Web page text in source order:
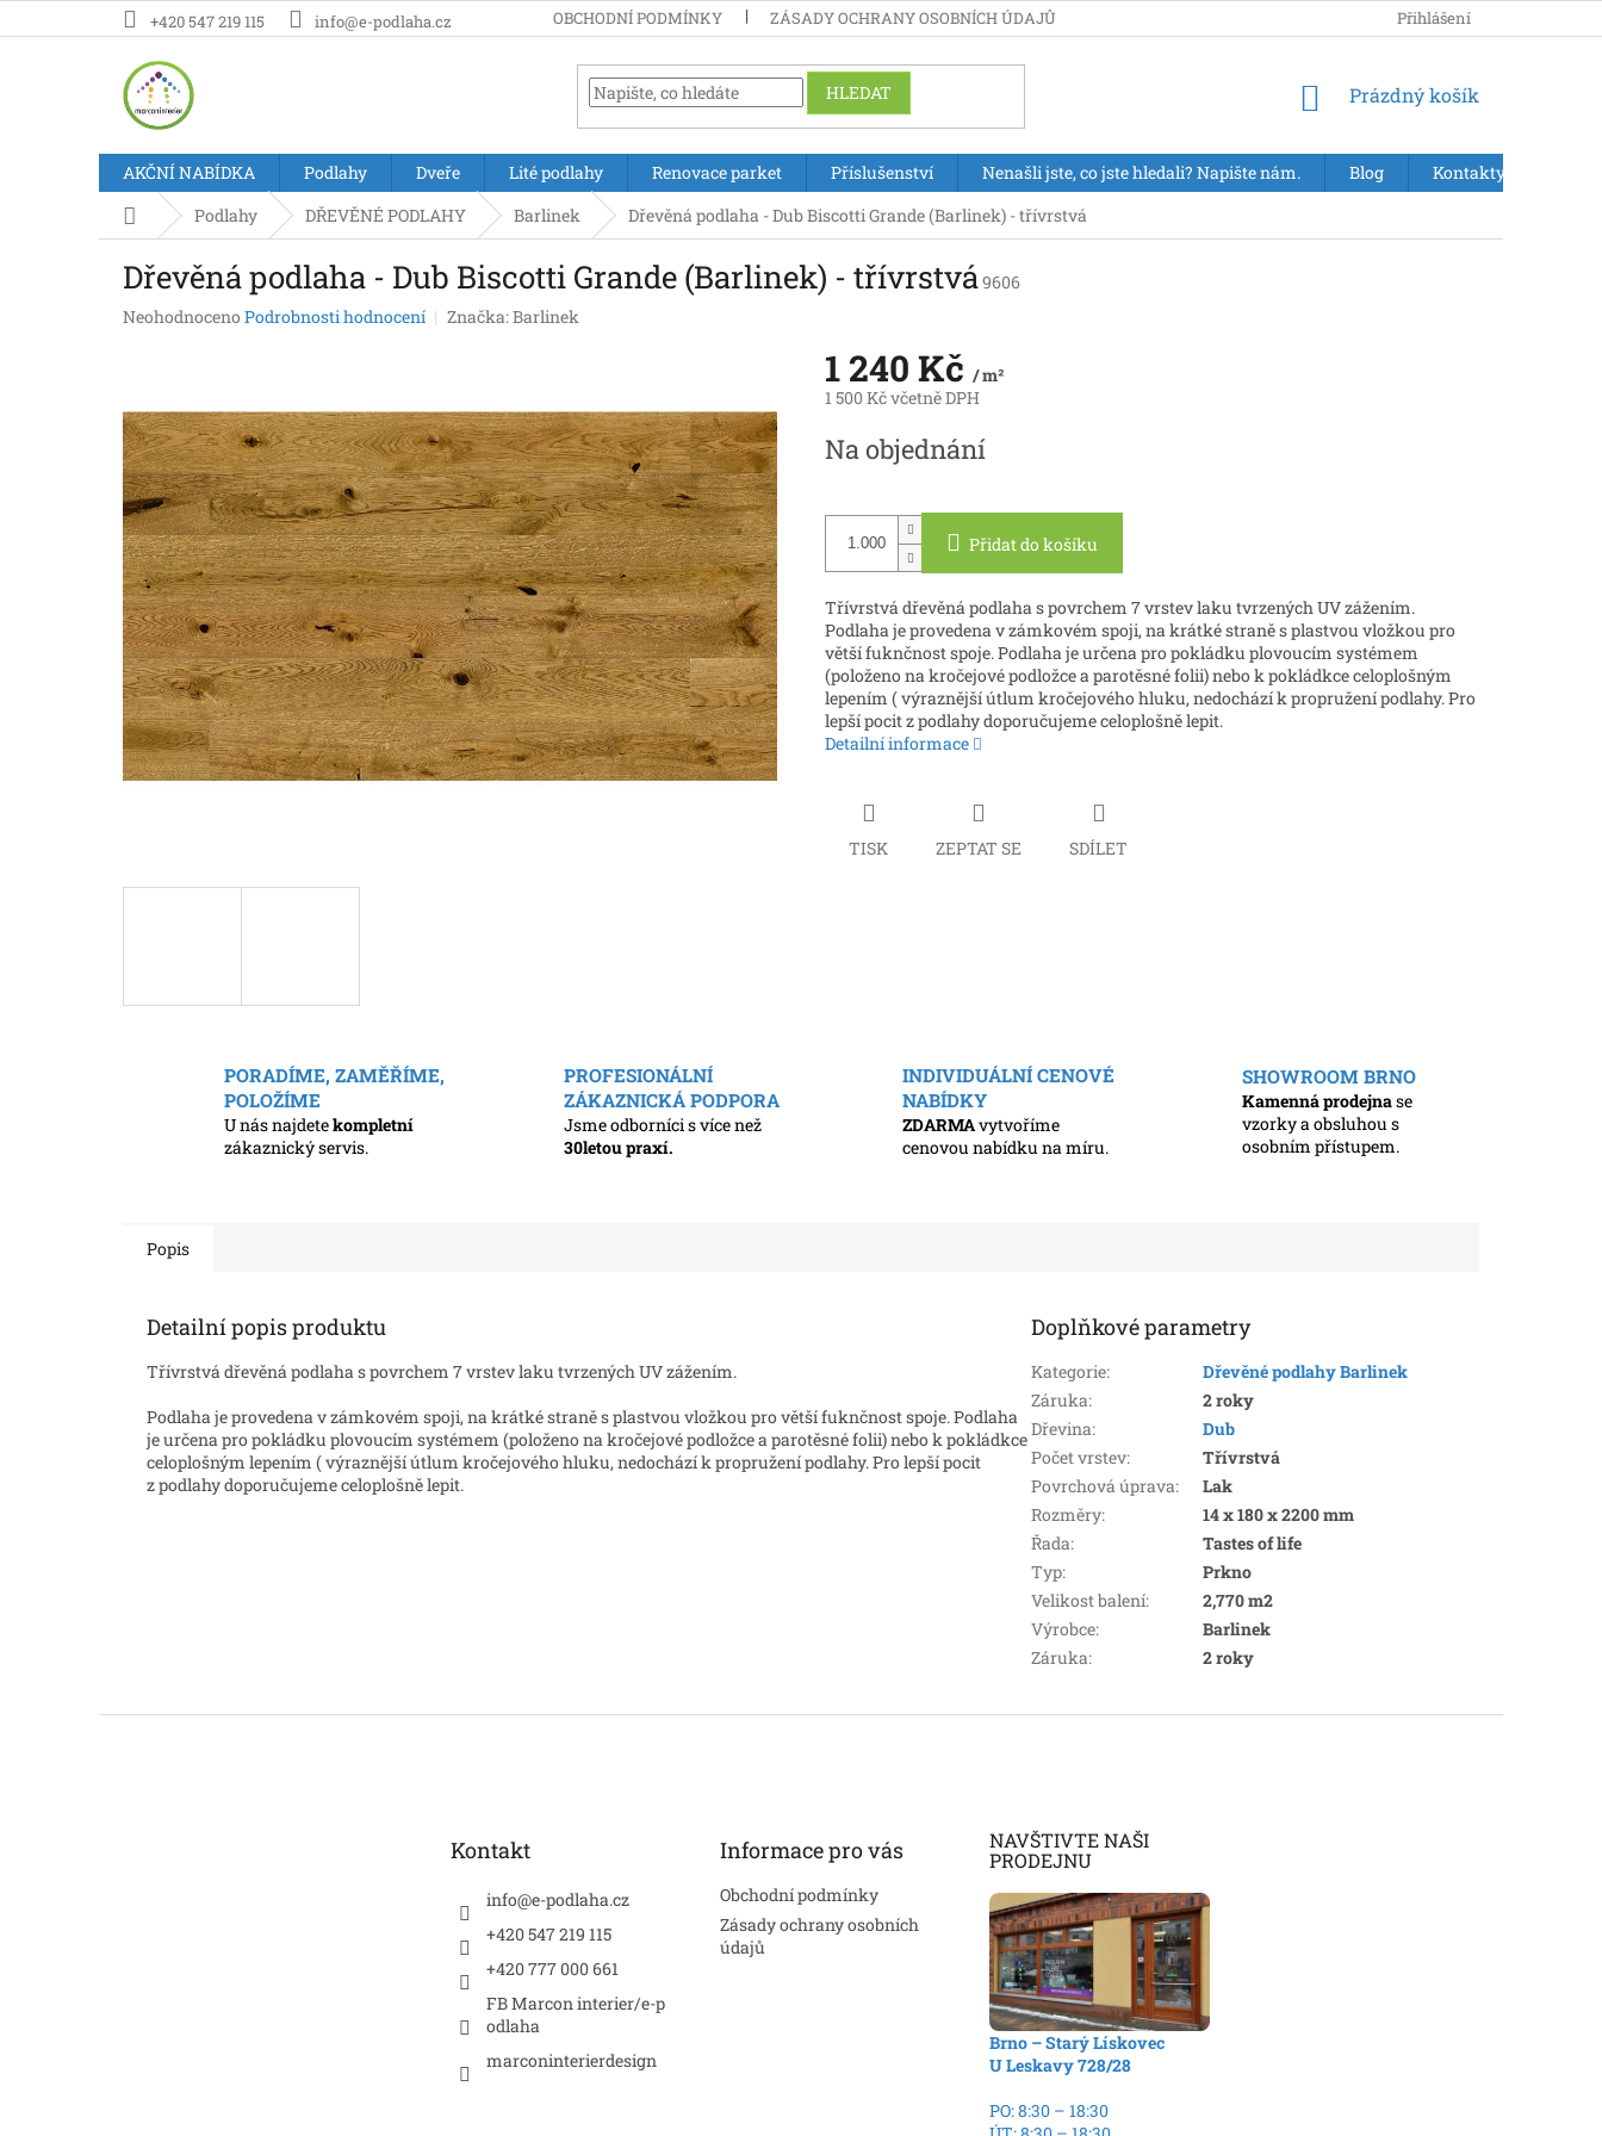
na
+420 547 219 115 info@e-podlaha.cz OBCHODNÍ PODMÍNKY ZÁSADY OCHRANY OSOBNÍCH ÚDAJŮ Přihlášení
HLEDAT
NÁKUPNÍ
Prázdný košík
AKČNÍ NABÍDKA Podlahy Dveře Lité podlahy Renovace parket Příslušenství Nenašli jste, co jste hledali? Napište nám. Blog Kontakty
Domů Podlahy DŘEVĚNÉ PODLAHY Barlinek Dřevěná podlaha - Dub Biscotti Grande (Barlinek) - třívrstvá
Dřevěná podlaha - Dub Biscotti Grande (Barlinek) - třívrstvá9606
Průměrné
0,0
z
5
hvězdiček.
Neohodnoceno Podrobnosti hodnocení Značka:Barlinek
1 240 Kč / m²
1 500 Kč včetně DPH
cena:
Na objednání
Přidat do košíku
Třívrstvá dřevěná podlaha s povrchem 7 vrstev laku tvrzených UV zážením.
Podlaha je provedena v zámkovém spoji, na krátké straně s plastvou vložkou pro
větší fuknčnost spoje. Podlaha je určena pro pokládku plovoucím systémem
(položeno na kročejové podložce a parotěsné folii) nebo k pokládkce celoplošným
lepením ( výraznější útlum kročejového hluku, nedochází k propružení podlahy. Pro
lepší pocit z podlahy doporučujeme celoplošně lepit.
Detailní informace
TISK ZEPTAT SE SDÍLET
PORADÍME, ZAMĚŘÍME,
POLOŽÍME
U nás najdetekompletní
zákaznický servis.
PROFESIONÁLNÍ
ZÁKAZNICKÁ PODPORA
Jsme odborníci s více než
30letou praxí.
INDIVIDUÁLNÍ CENOVÉ
NABÍDKY
ZDARMAvytvoříme
cenovou nabídku na míru.
SHOWROOM BRNO
Kamenná prodejnase
vzorky a obsluhou s
osobním přístupem.
Popis
Detailní popis produktu
Třívrstvá dřevěná podlaha s povrchem 7 vrstev laku tvrzených UV zážením.
Podlaha je provedena v zámkovém spoji, na krátké straně s plastvou vložkou pro větší fuknčnost spoje. Podlaha
je určena pro pokládku plovoucím systémem (položeno na kročejové podložce a parotěsné folii) nebo k pokládkce
celoplošným lepením ( výraznější útlum kročejového hluku, nedochází k propružení podlahy. Pro lepší pocit
z podlahy doporučujeme celoplošně lepit.
Doplňkové parametry
Kategorie:
Dřevěné podlahy Barlinek
Záruka:
2 roky
Dřevina:
Dub
Počet vrstev:
Třívrstvá
Povrchová úprava:
Lak
Rozměry:
14 x 180 x 2200 mm
Řada:
Tastes of life
Typ:
Prkno
Velikost balení:
2,770 m2
Výrobce:
Barlinek
Záruka: 2 roky
Kontakt
info@e-podlaha.cz
+420 547 219 115
+420 777 000 661
FB Marcon interier/e-p
odlaha
marconinterierdesign
Informace pro vás
Obchodní podmínky
Zásady ochrany osobních
údajů
NAVŠTIVTE NAŠI
PRODEJNU
Brno – Starý Lískovec
U Leskavy 728/28
PO: 8:30 – 18:30